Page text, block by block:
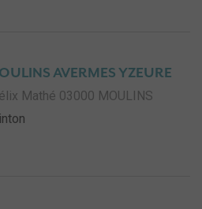
AVERMES YZEURE
Mathé 03000 MOULINS